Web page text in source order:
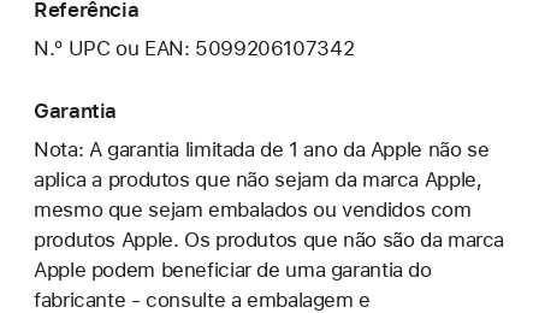
Referência
N.º UPC ou EAN: 5099206107342
Garantia
Nota: A garantia limitada de 1 ano da Apple não se
aplica a produtos que não sejam da marca Apple,
mesmo que sejam embalados ou vendidos com
produtos Apple. Os produtos que não são da marca
Apple podem beneficiar de uma garantia do
fabricante - consulte a embalagem e